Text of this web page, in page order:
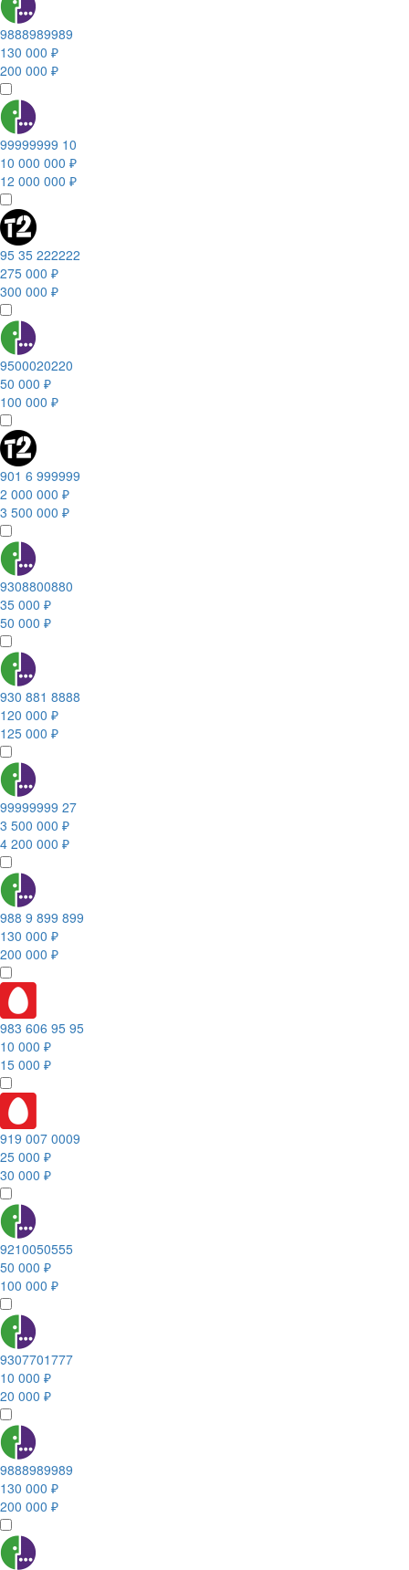
9888989989
130 000 ₽
200 000 ₽
99999999 10
10 000 000 ₽
12 000 000 ₽
95 35 222222
275 000 ₽
300 000 ₽
9500020220
50 000 ₽
100 000 ₽
901 6 999999
2 000 000 ₽
3 500 000 ₽
9308800880
35 000 ₽
50 000 ₽
930 881 8888
120 000 ₽
125 000 ₽
99999999 27
3 500 000 ₽
4 200 000 ₽
988 9 899 899
130 000 ₽
200 000 ₽
983 606 95 95
10 000 ₽
15 000 ₽
919 007 0009
25 000 ₽
30 000 ₽
9210050555
50 000 ₽
100 000 ₽
9307701777
10 000 ₽
20 000 ₽
9888989989
130 000 ₽
200 000 ₽